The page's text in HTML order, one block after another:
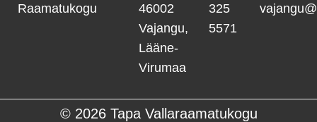
Raamatukogu
46002
Vajangu,
Lääne-
Virumaa
325
5571
© 2026 Tapa Vallaraamatukogu